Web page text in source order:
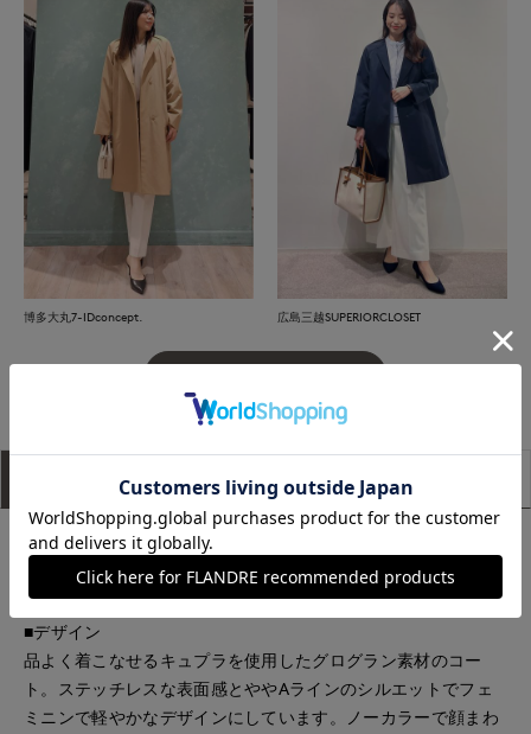
博多大丸7-IDconcept. 広島三越SUPERIORCLOSET
アイテム説明 サイズ詳細
【セレモニー 卒園式 卒業式 入園式 入学式 フォーマル ハレの
■デザイン
品よく着こなせるキュプラを使用したグログラン素材のコー
ト。ステッチレスな表面感とややAラインのシルエットでフェ
ミニンで軽やかなデザインにしています。ノーカラーで顔まわ